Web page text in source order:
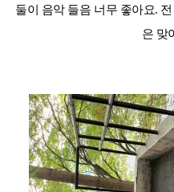
둘이 음악 들음 너무 좋아요.
은 맞